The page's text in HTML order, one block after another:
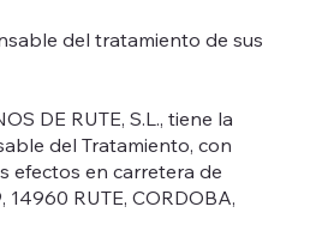
del tratamiento de sus
DE RUTE, S.L., tiene la
del Tratamiento, con
efectos en carretera de
14960 RUTE, CORDOBA,